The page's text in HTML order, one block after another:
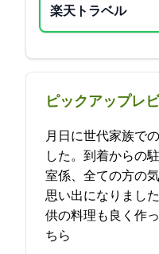
楽天トラベル
ピックアップレ
5月21日に3世代家族
した。到着からの
室係、全ての方の
思い出になりまし
供の料理も良く作って頂き…
ちら